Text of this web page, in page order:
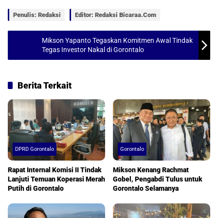
p
o
Penulis: Redaksi Editor: Redaksi Bicaraa.com
Mikson Yapanto Tegaskan Komitmen Awal Tindak
Tegas Investor Nakal di Gorontalo
Berita Terkait
DPRD Gorontalo
Rapat Internal Komisi II Tindak
Lanjuti Temuan Koperasi Merah
Putih di Gorontalo
Gorontalo
Mikson Kenang Rachmat
Gobel, Pengabdi Tulus untuk
Gorontalo Selamanya